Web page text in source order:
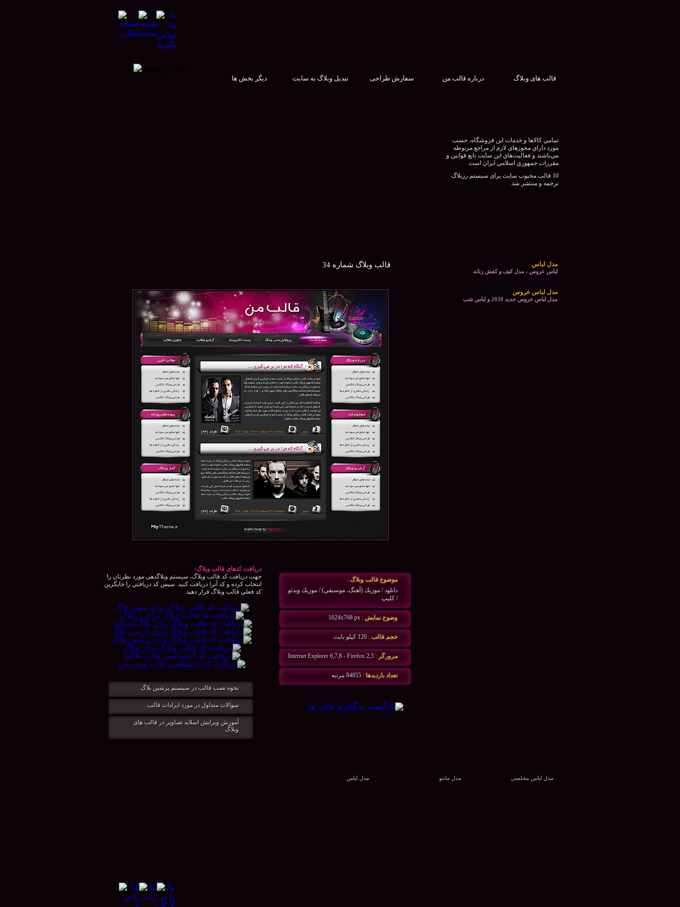
دیگر بخش ها تبدیل وبلاگ به سایت سفارش طراحی درباره قالب من قالب های وبلاگ
قالب وبلاگ شماره 34
دریافت کدهای قالب وبلاگ:
جهت دريافت كد قالب وبلاگ، سيستم وبلاگدهی مورد نظرتان را
انتخاب كرده و كد آنرا دريافت كنيد. سپس كد دريافتي را جايگزين
كد فعلي قالب وبلاگ قرار دهيد.
نحوه نصب قالب در سيستم پرشين بلاگ
سوالات متداول در مورد ایرادات قالب
آموزش ویرایش اسلاید تصاویر در قالب های
وبلاگ
موضوع قالب وبلاگ :
دانلود / موزيك (آهنگ، موسيقي) / موزيك ويدئو
/ كليپ
وضوح نمايش :
حجم قالب : 120 كيلو بايت
مرورگر : Internet Explorer 6,7,8 - Firefox 2,3
تعداد بازديدها : 84855 مرتبه
تمامي كالاها و خدمات اين فروشگاه، حسب
مورد داراي مجوزهاي لازم از مراجع مربوطه
مي‌باشند و فعاليت‌هاي اين سايت تابع قوانين و
مقررات جمهوري اسلامي ايران است
10 قالب محبوب سایت برای سیستم رزبلاگ
ترجمه و منتشر شد.
مدل لباس
لباس عروس ، مدل کیف و کفش زنانه
مدل لباس عروس
مدل لباس عروس جدید 2020 و لباس شب
مدل لباس مجلسی مدل مانتو مدل لباس